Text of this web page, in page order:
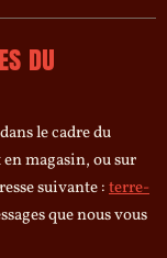
DU
le cadre du
magasin, ou sur
suivante :terre-
que nous vous